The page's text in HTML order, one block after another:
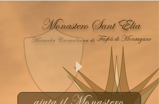
Monastero Sant’Elia
Monache Carmelitane di Faifoli di Montagano